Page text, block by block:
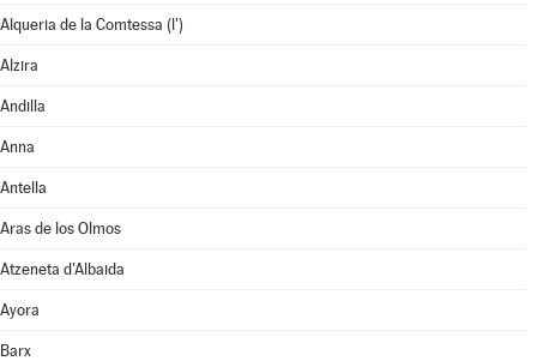
Alqueria de la Comtessa (l')
Alzira
Andilla
Anna
Antella
Aras de los Olmos
Atzeneta d'Albaida
Ayora
Barx